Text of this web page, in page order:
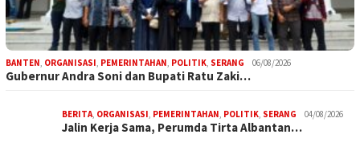
BANTEN, ORGANISASI, PEMERINTAHAN, POLITIK, SERANG 06/08/2026
Gubernur Andra Soni dan Bupati Ratu Zaki…
BERITA, ORGANISASI, PEMERINTAHAN, POLITIK, SERANG 04/08/2026
Jalin Kerja Sama, Perumda Tirta Albantan…